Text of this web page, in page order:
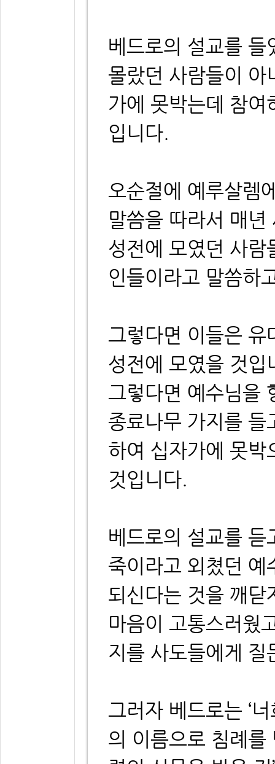
베드로의 설교를 들
몰랐던 사람들이 아
가에 못박는데 참여
입니다.
오순절에 예루살렘
말씀을 따라서 매
성전에 모였던 사
인들이라고 말씀하
그렇다면 이들은 유
성전에 모였을 것입
그렇다면 예수님을
종료나무 가지를
하여 십자가에 못박
것입니다.
베드로의 설교를
죽이라고 외쳤던 예
되신다는 것을 깨닫
마음이 고통스러웠
지를 사도들에게 질
그러자 베드로는 ‘
의 이름으로 침례를